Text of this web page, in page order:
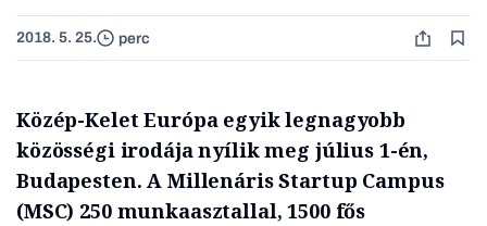
2018. 5. 25. perc
Közép-Kelet Európa egyik legnagyobb
közösségi irodája nyílik meg július 1-én,
Budapesten. A Millenáris Startup Campus
(MSC) 250 munkaasztallal, 1500 fős